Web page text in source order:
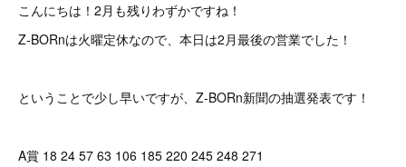
こんにちは！2月も残りわずかですね！
Z-BORnは火曜定休なので、本日は2月最後の営業でした！
ということで少し早いですが、Z-BORn新聞の抽選発表です！
A賞 18 24 57 63 106 185 220 245 248 271